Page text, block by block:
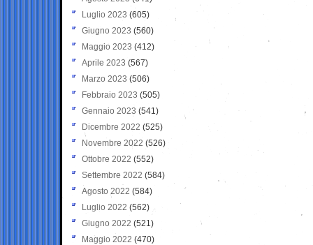
Luglio 2023 (605)
Giugno 2023 (560)
Maggio 2023 (412)
Aprile 2023 (567)
Marzo 2023 (506)
Febbraio 2023 (505)
Gennaio 2023 (541)
Dicembre 2022 (525)
Novembre 2022 (526)
Ottobre 2022 (552)
Settembre 2022 (584)
Agosto 2022 (584)
Luglio 2022 (562)
Giugno 2022 (521)
Maggio 2022 (470)